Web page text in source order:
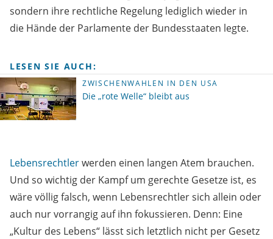
sondern ihre rechtliche Regelung lediglich wieder in
die Hände der Parlamente der Bundesstaaten legte.
LESEN SIE AUCH:
ZWISCHENWAHLEN IN DEN USA
Die „rote Welle“ bleibt aus
Lebensrechtlerwerden einen langen Atem brauchen.
Und so wichtig der Kampf um gerechte Gesetze ist, es
wäre völlig falsch, wenn Lebensrechtler sich allein oder
auch nur vorrangig auf ihn fokussieren. Denn: Eine
„Kultur des Lebens“ lässt sich letztlich nicht per Gesetz